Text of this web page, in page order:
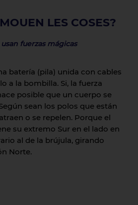
LES COSES?
fuerzas mágicas
batería (pila) unida con cables
a la bombilla. Si, la fuerza
posible que un cuerpo se
sean los polos que están
o se repelen. Porque el
su extremo Sur en el lado en
al de la brújula, girando
Norte.